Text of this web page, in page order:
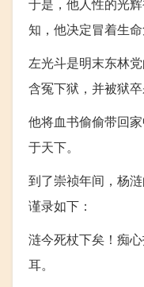
于是，他人性的光
知，他决定冒着生
左光斗是明末东林
含冤下狱，并被狱
他将血书偷偷带回
于天下。
到了崇祯年间，杨
谨录如下：
涟今死杖下矣！痴
耳。